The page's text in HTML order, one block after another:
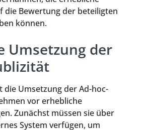
die Bewertung der beteiligten
können.
Umsetzung der
die Umsetzung der Ad-hoc-
vor erhebliche
Zunächst müssen sie über
System verfügen, um